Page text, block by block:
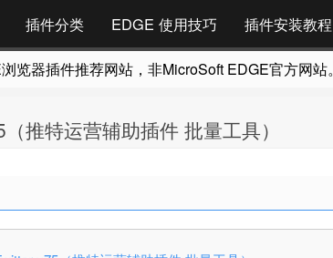
插件分类 EDGE 使用技巧 插件安装教程
览器插件推荐网站，非MicroSoft EDGE官方网站。
推特运营辅助插件 批量工具）